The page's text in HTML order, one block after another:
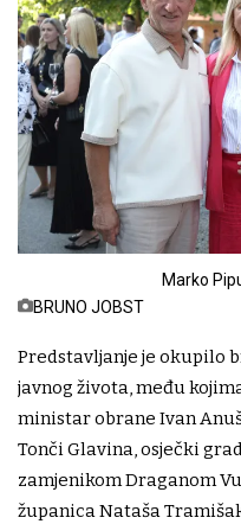
Marko
BRUNO JOBST
Predstavljanje je okupilo
javnog života, među
ministar obrane Ivan
Tonči Glavina, osječki
zamjenikom Draganom
županica Nataša